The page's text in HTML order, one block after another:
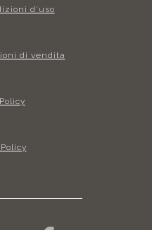
d’uso
di vendita